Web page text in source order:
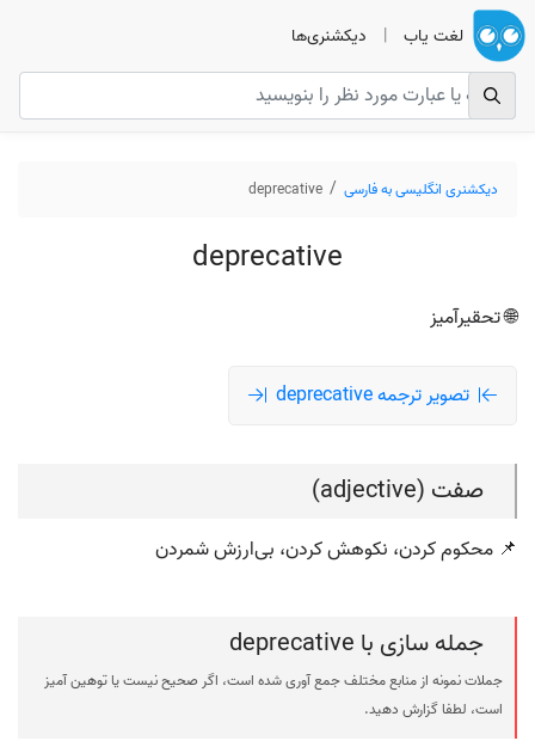
لغت یاب | دیکشنری‌ها
دیکشنری انگلیسی به فارسی deprecative
deprecative
🌐 تحقیرآمیز
تصویر ترجمه deprecative
صفت (adjective)
📌 محکوم کردن، نکوهش کردن، بی‌ارزش شمردن
جمله سازی با deprecative
جملات نمونه از منابع مختلف جمع آوری شده است، اگر صحیح نیست یا توهین آمیز
است، لطفا گزارش دهید.